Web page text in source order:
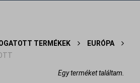
TERMÉKEK >
EURÓPA
Egy terméket találtam.